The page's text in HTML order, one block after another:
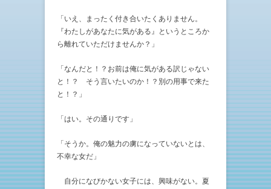
「いえ、まったく付き合いたくありません。
『わたしがあなたに気がある』というところか
ら離れていただけませんか？」
「なんだと！？お前は俺に気がある訳じゃない
と！？ そう言いたいのか！？別の用事で来た
と！？」
「はい。その通りです」
「そうか。俺の魅力の虜になっていないとは、
不幸な女だ」
自分になびかない女子には、興味がない。夏